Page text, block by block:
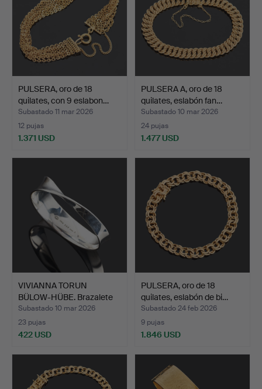
PULSERA, oro de 18
quilates, con 9 eslabon…
Subastado 11 mar 2026
12 pujas
1.371 USD
PULSERA A, oro de 18
quilates, eslabón fan…
Subastado 10 mar 2026
24 pujas
1.477 USD
VIVIANNA TORUN
BÜLOW-HÜBE. Brazalete
«Möbi…
Subastado 10 mar 2026
23 pujas
422 USD
PULSERA, oro de 18
quilates, eslabón de bi…
Subastado 24 feb 2026
9 pujas
1.846 USD